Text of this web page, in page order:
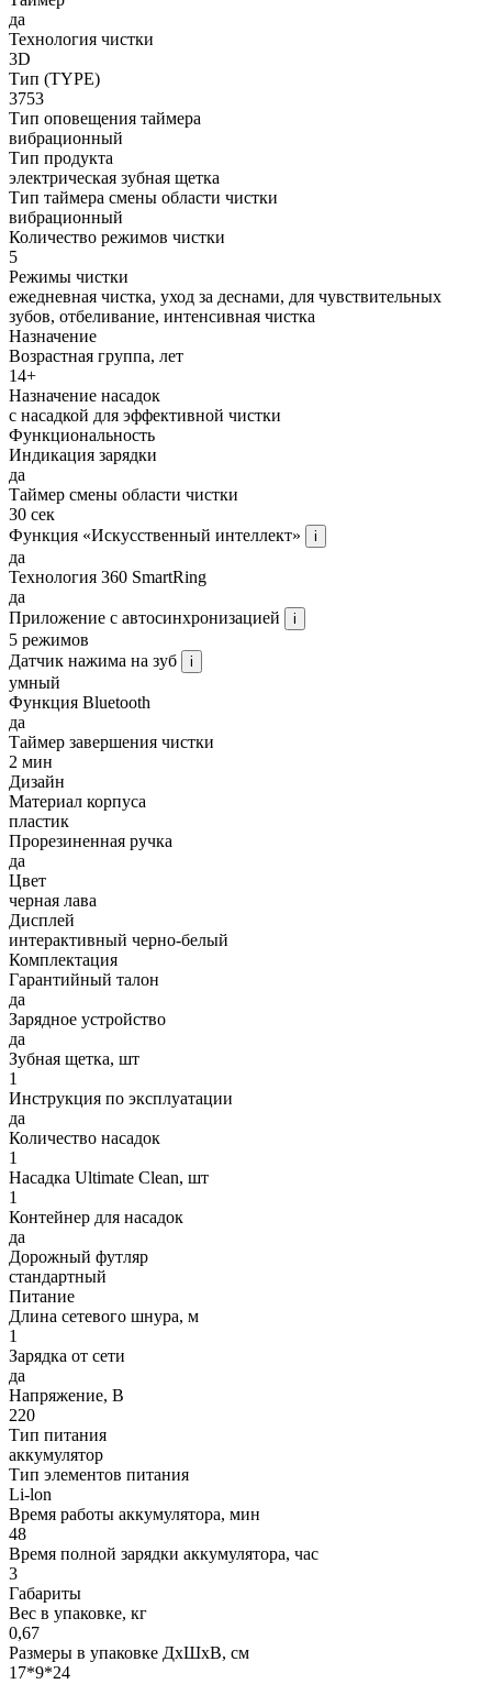
да
Технология чистки
3D
Тип (TYPE)
3753
Тип оповещения таймера
вибрационный
Тип продукта
электрическая зубная щетка
Тип таймера смены области чистки
вибрационный
Количество режимов чистки
5
Режимы чистки
ежедневная чистка, уход за деснами, для чувствительных
зубов, отбеливание, интенсивная чистка
Назначение
Возрастная группа, лет
14+
Назначение насадок
с насадкой для эффективной чистки
Функциональность
Индикация зарядки
да
Таймер смены области чистки
30 сек
Функция «Искусственный интеллект»
i
да
Технология 360 SmartRing
да
Приложение с автосинхронизацией
i
5 режимов
Датчик нажима на зуб
i
умный
Функция Bluetooth
да
Таймер завершения чистки
2 мин
Дизайн
Материал корпуса
пластик
Прорезиненная ручка
да
Цвет
черная лава
Дисплей
интерактивный черно-белый
Комплектация
Гарантийный талон
да
Зарядное устройство
да
Зубная щетка, шт
1
Инструкция по эксплуатации
да
Количество насадок
1
Насадка Ultimate Clean, шт
1
Контейнер для насадок
да
Дорожный футляр
стандартный
Питание
Длина сетевого шнура, м
1
Зарядка от сети
да
Напряжение, В
220
Тип питания
аккумулятор
Тип элементов питания
Li-lon
Время работы аккумулятора, мин
48
Время полной зарядки аккумулятора, час
3
Габариты
Вес в упаковке, кг
0,67
Размеры в упаковке ДxШxВ, см
17*9*24